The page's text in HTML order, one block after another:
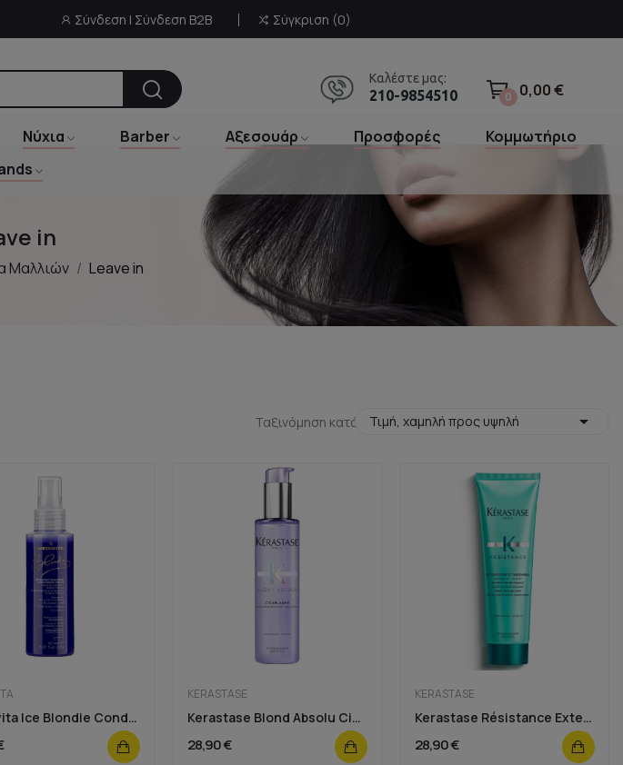
Σύνδεση | Σύνδεση B2B Σύγκριση 0
Καλέστε μας:
210-9854510 0,00 €
0
Νύχια Barber Αξεσουάρ Προσφορές
Κομμωτήριο
in
Μαλλιών Leave in
Ταξινόμηση κατά: Τιμή, χαμηλή προς υψηλή 
Medavita Ice Blondie Conditioning Serum 150ml
KERASTASE
Kerastase Blond Absolu Cicaplasme 150ml
28,90 €
KERASTASE
Kerastase Résistance Extentioniste Thermique 150ml
28,90 €